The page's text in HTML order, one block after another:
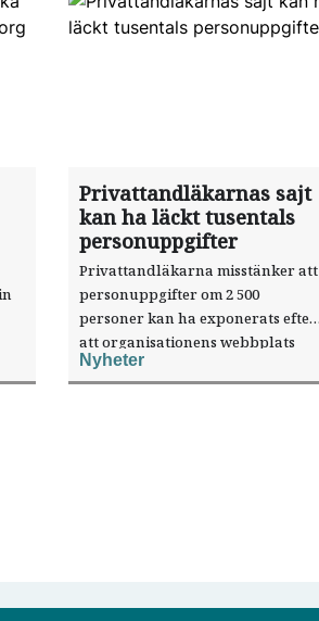
Privattandläkarnas sajt
kan ha läckt tusentals
personuppgifter
Privattandläkarna misstänker att
personuppgifter om 2 500
personer kan ha exponerats efter
att organisationens webbplats
utnyttjats genom en sårbarhet i ett
publiceringsverktyg.
Nyheter